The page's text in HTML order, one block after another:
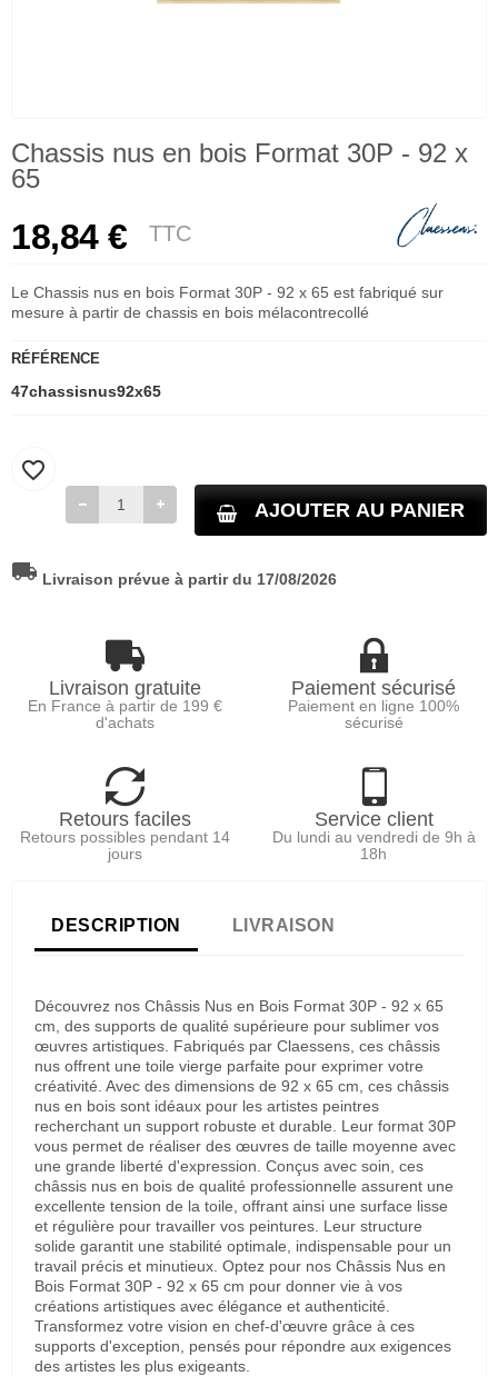
Chassis nus en bois Format 30P - 92 x
65
18,84 € TTC
Le Chassis nus en bois Format 30P - 92 x 65 est fabriqué sur
mesure à partir de chassis en bois mélacontrecollé
RÉFÉRENCE
47chassisnus92x65
AJOUTER AU PANIER
favorite_border
local_shipping Livraison prévue à partir du 17/08/2026
Livraison gratuite
En France à partir de 199 €
d'achats
Paiement sécurisé
Paiement en ligne 100%
sécurisé
Retours faciles
Retours possibles pendant 14
jours
Service client
Du lundi au vendredi de 9h à
18h
DESCRIPTION LIVRAISON
Découvrez nos Châssis Nus en Bois Format 30P - 92 x 65
cm, des supports de qualité supérieure pour sublimer vos
œuvres artistiques. Fabriqués par Claessens, ces châssis
nus offrent une toile vierge parfaite pour exprimer votre
créativité. Avec des dimensions de 92 x 65 cm, ces châssis
nus en bois sont idéaux pour les artistes peintres
recherchant un support robuste et durable. Leur format 30P
vous permet de réaliser des œuvres de taille moyenne avec
une grande liberté d'expression. Conçus avec soin, ces
châssis nus en bois de qualité professionnelle assurent une
excellente tension de la toile, offrant ainsi une surface lisse
et régulière pour travailler vos peintures. Leur structure
solide garantit une stabilité optimale, indispensable pour un
travail précis et minutieux. Optez pour nos Châssis Nus en
Bois Format 30P - 92 x 65 cm pour donner vie à vos
créations artistiques avec élégance et authenticité.
Transformez votre vision en chef-d'œuvre grâce à ces
supports d'exception, pensés pour répondre aux exigences
des artistes les plus exigeants.